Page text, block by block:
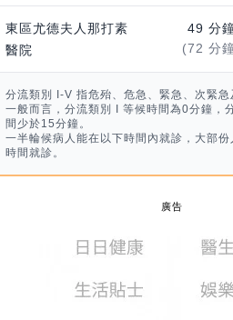
東區尤德夫人那打素
醫院
49 分
(72 分
分流類別 I-V 指危殆、危急、緊急、次緊急
一般而言，分流類別 I 等候時間為0分鐘，
間少於15分鐘。
一半輪候病人能在以下時間內就診，大部
時間就診。
廣告